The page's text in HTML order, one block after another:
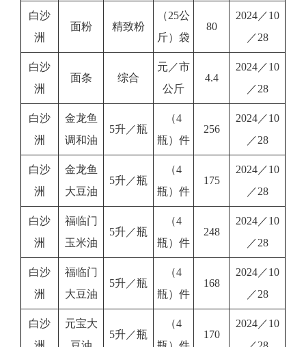
白沙
洲
面粉 精致粉
（25公
斤）袋
80
2024／10
／28
白沙
洲
面条 综合
元／市
公斤
4.4
2024／10
／28
白沙
洲
金龙鱼
调和油
5升／瓶
（4
瓶）件
256
2024／10
／28
白沙
洲
金龙鱼
大豆油
5升／瓶
（4
瓶）件
175
2024／10
／28
白沙
洲
福临门
玉米油
5升／瓶
（4
瓶）件
248
2024／10
／28
白沙
洲
福临门
大豆油
5升／瓶
（4
瓶）件
168
2024／10
／28
白沙
元宝大
5升／瓶
（4
170
2024／10